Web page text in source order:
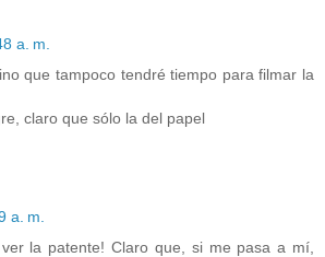
a. m.
que tampoco tendré tiempo para filmar la
claro que sólo la del papel
a. m.
la patente! Claro que, si me pasa a mí,